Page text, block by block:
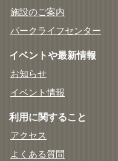
施設のご案内
パークライフセンター
イベントや最新情報
お知らせ
イベント情報
利用に関すること
アクセス
よくある質問